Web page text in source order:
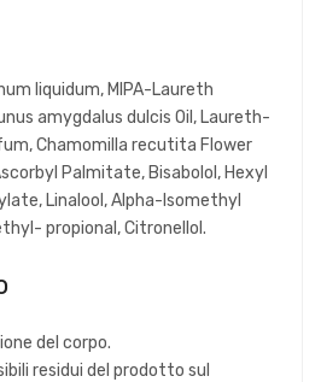
liquidum, MIPA-Laureth
amygdalus dulcis Oil, Laureth-
Chamomilla recutita Flower
Palmitate, Bisabolol, Hexyl
Linalool, Alpha-Isomethyl
propional, Citronellol.
del corpo.
residui del prodotto sul